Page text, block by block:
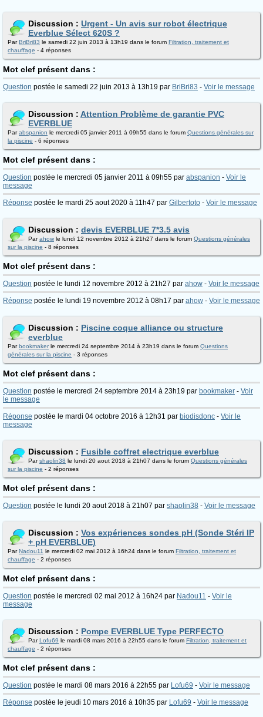
Discussion : Urgent - Un avis sur robot électrique
Everblue Sélect 620S ?
ParBriBri83 le samedi 22 juin 2013 à 13h19 dans le forum Filtration, traitement et
chauffage - 4 réponses
Mot clef présent dans :
Question postée le samedi 22 juin 2013 à 13h19 par BriBri83 - Voir le message
Discussion : Attention Problème de garantie PVC
EVERBLUE
Parabspanion le mercredi 05 janvier 2011 à 09h55 dans le forum Questions générales sur
la piscine - 6 réponses
Mot clef présent dans :
Question postée le mercredi 05 janvier 2011 à 09h55 par abspanion - Voir le
message
Réponse postée le mardi 25 aout 2020 à 11h47 par Gilbertoto - Voir le message
Discussion : devis EVERBLUE 7*3.5 avis
Parahow le lundi 12 novembre 2012 à 21h27 dans le forum Questions générales
sur la piscine - 8 réponses
Mot clef présent dans :
Question postée le lundi 12 novembre 2012 à 21h27 par ahow - Voir le message
Réponse postée le lundi 19 novembre 2012 à 08h17 par ahow - Voir le message
Discussion : Piscine coque alliance ou structure
everblue
Parbookmakerle mercredi 24 septembre 2014 à 23h19 dans le forum Questions
générales sur la piscine - 3 réponses
Mot clef présent dans :
Question postée le mercredi 24 septembre 2014 à 23h19 par bookmaker - Voir
le message
Réponse postée le mardi 04 octobre 2016 à 12h31 par biodisdonc - Voir le
message
Discussion : Fusible coffret electrique everblue
Parshaolin38 le lundi 20 aout 2018 à 21h07 dans le forum Questions générales
sur la piscine - 2 réponses
Mot clef présent dans :
Question postée le lundi 20 aout 2018 à 21h07 par shaolin38 - Voir le message
Discussion : Vos expériences sondes pH (Sonde Stéri IP
+ pH EVERBLUE)
ParNadou11 le mercredi 02 mai 2012 à 16h24 dans le forum Filtration, traitement et
chauffage - 2 réponses
Mot clef présent dans :
Question postée le mercredi 02 mai 2012 à 16h24 par Nadou11 - Voir le
message
Discussion : Pompe EVERBLUE Type PERFECTO
ParLofu69 le mardi 08 mars 2016 à 22h55 dans le forum Filtration, traitement et
chauffage - 2 réponses
Mot clef présent dans :
Question postée le mardi 08 mars 2016 à 22h55 par Lofu69 - Voir le message
Réponse postée le jeudi 10 mars 2016 à 10h35 par Lofu69 - Voir le message